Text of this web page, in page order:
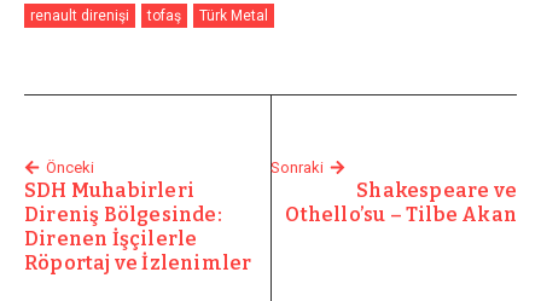
renault direnişi
tofaş Türk Metal
Önceki
SDH Muhabirleri
Direniş Bölgesinde:
Direnen İşçilerle
Röportaj ve İzlenimler
Sonraki
Shakespeare ve
Othello’su – Tilbe Akan